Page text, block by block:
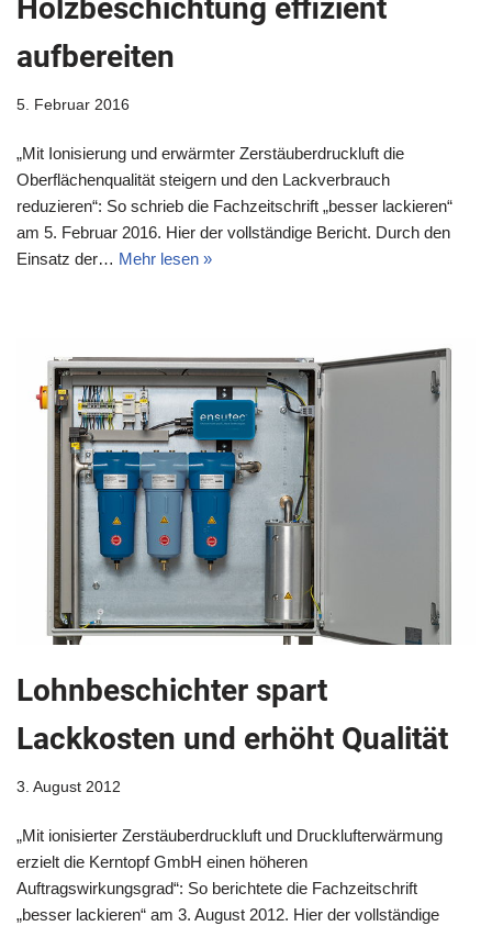
Holzbeschichtung effizient
aufbereiten
5. Februar 2016
„Mit Ionisierung und erwärmter Zerstäuberdruckluft die
Oberflächenqualität steigern und den Lackverbrauch
reduzieren“: So schrieb die Fachzeitschrift „besser lackieren“
am 5. Februar 2016. Hier der vollständige Bericht. Durch den
Einsatz der… Mehr lesen »
Lohnbeschichter spart
Lackkosten und erhöht Qualität
3. August 2012
„Mit ionisierter Zerstäuberdruckluft und Drucklufterwärmung
erzielt die Kerntopf GmbH einen höheren
Auftragswirkungsgrad“: So berichtete die Fachzeitschrift
„besser lackieren“ am 3. August 2012. Hier der vollständige